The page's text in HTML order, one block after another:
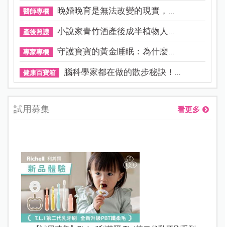
醫師專欄 晚婚晚育是無法改變的現實，...
產後照護 小說家青竹酒產後成半植物人...
專家專欄 守護寶寶的黃金睡眠：為什麼...
健康百寶箱 腦科學家都在做的散步秘訣！...
試用募集 看更多